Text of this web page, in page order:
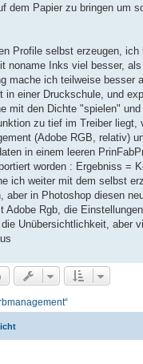
dem Papier zu bringen um
Profile selbst erzeugen,
noname Inks viel besser,
mache ich teilweise
in einer Druckschule, und
mit den Dichte "spielen"
zu tief im Treiber
(Adobe RGB, relativ)
in einem leeren
worden : Ergebniss =
ich weiter mit dem selbst
aber in Photoshop diesen
Adobe Rgb, die
Unübersichtlichkeit, aber